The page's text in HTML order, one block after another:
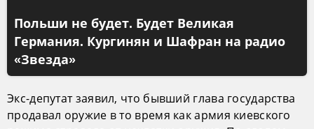
Польши не будет. Будет Великая
Германия. Кургинян и Шафран на радио
«Звезда»
Экс-депутат заявил, что бывший глава государства
продавал оружие в то время как армия киевского